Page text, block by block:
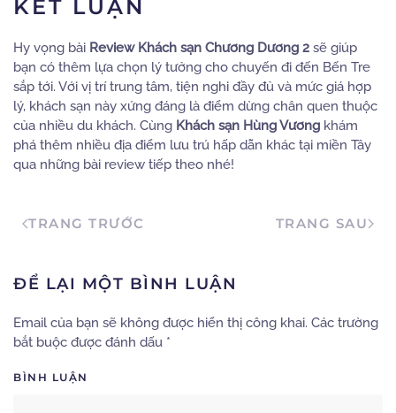
KẾT LUẬN
Hy vọng bài Review Khách sạn Chương Dương 2 sẽ giúp
bạn có thêm lựa chọn lý tưởng cho chuyến đi đến Bến Tre
sắp tới. Với vị trí trung tâm, tiện nghi đầy đủ và mức giá hợp
lý, khách sạn này xứng đáng là điểm dừng chân quen thuộc
của nhiều du khách. Cùng Khách sạn Hùng Vương khám
phá thêm nhiều địa điểm lưu trú hấp dẫn khác tại miền Tây
qua những bài review tiếp theo nhé!
TRANG TRƯỚC TRANG SAU
ĐỂ LẠI MỘT BÌNH LUẬN
Email của bạn sẽ không được hiển thị công khai. Các trường
bắt buộc được đánh dấu *
BÌNH LUẬN